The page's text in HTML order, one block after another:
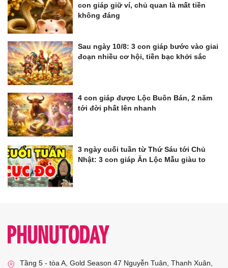
con giáp giữ ví, chủ quan là mất tiền
không đáng
Sau ngày 10/8: 3 con giáp bước vào giai
đoạn nhiều cơ hội, tiền bạc khởi sắc
4 con giáp được Lộc Buôn Bán, 2 năm
tới đời phất lên nhanh
3 ngày cuối tuần từ Thứ Sáu tới Chủ
Nhật: 3 con giáp Ăn Lộc Mẫu giàu to
Tầng 5 - tòa A, Gold Season 47 Nguyễn Tuân, Thanh Xuân,